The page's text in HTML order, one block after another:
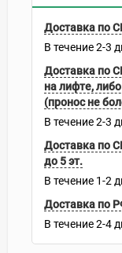
Доставка по
В течение2-3
Доставка по
на лифте,
(пронос не
В течение2-3
Доставка по
до 5 эт.
В течение 1-2
Доставка по
В течение2-4